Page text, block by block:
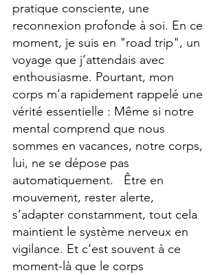
pratique consciente, une
reconnexion profonde à soi. En ce
moment, je suis en "road trip", un
voyage que j’attendais avec
enthousiasme. Pourtant, mon
corps m’a rapidement rappelé une
vérité essentielle : Même si notre
mental comprend que nous
sommes en vacances, notre corps,
lui, ne se dépose pas
automatiquement.   Être en
mouvement, rester alerte,
s’adapter constamment, tout cela
maintient le système nerveux en
vigilance. Et c’est souvent à ce
moment-là que le corps